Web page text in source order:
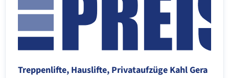
Treppenlifte, Hauslifte, Privataufzüge Kahl Gera